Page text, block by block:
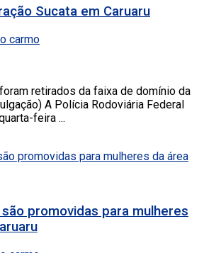
Sucata em Caruaru
carmo
retirados da faixa de domínio da
A Polícia Rodoviária Federal
feira ...
promovidas para mulheres